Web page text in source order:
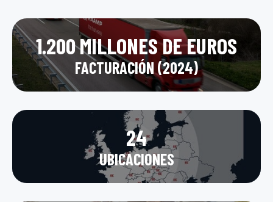
1.200 MILLONES DE EUROS
FACTURACIÓN (2024)
24
UBICACIONES